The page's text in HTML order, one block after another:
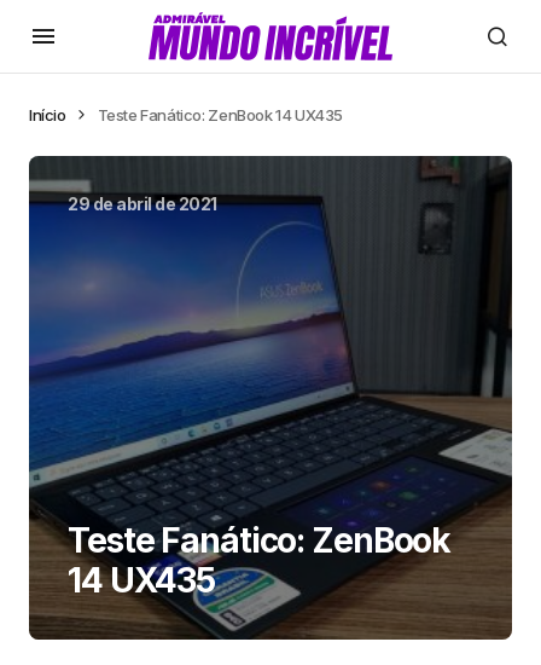
Início Teste Fanático: ZenBook 14 UX435
29 de abril de 2021
Teste Fanático: ZenBook
14 UX435